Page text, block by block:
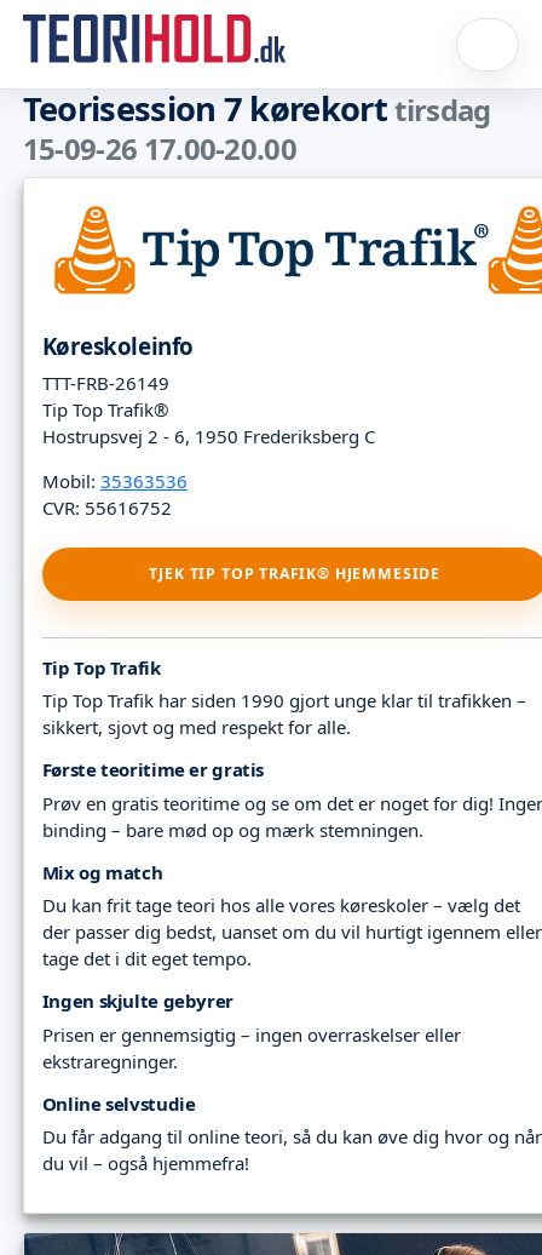
Teorisession 7 kørekorttirsdag
15-09-26 17.00-20.00
Køreskoleinfo
TTT-FRB-26149
Tip Top Trafik®
Hostrupsvej 2 - 6, 1950 Frederiksberg C
Mobil: 35363536
CVR: 55616752
TJEK TIP TOP TRAFIK® HJEMMESIDE
Tip Top Trafik
Tip Top Trafik har siden 1990 gjort unge klar til trafikken –
sikkert, sjovt og med respekt for alle.
Første teoritime er gratis
Prøv en gratis teoritime og se om det er noget for dig!
binding – bare mød op og mærk stemningen.
Mix og match
Du kan frit tage teori hos alle vores køreskoler – vælg det
der passer dig bedst, uanset om du vil hurtigt igennem eller
tage det i dit eget tempo.
Ingen skjulte gebyrer
Prisen er gennemsigtig – ingen overraskelser eller
ekstraregninger.
Online selvstudie
Du får adgang til online teori, så du kan øve dig hvor og når
du vil – også hjemmefra!